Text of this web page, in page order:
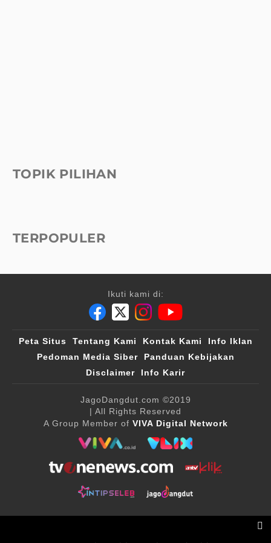
TOPIK PILIHAN
TERPOPULER
Ikuti kami di:
Peta Situs Tentang Kami Kontak Kami
Info Iklan
Pedoman Media Siber
Panduan Kebijakan
Disclaimer
Info Karir
JagoDangdut.com ©2019
| All Rights Reserved
A Group Member of VIVA Digital Network
